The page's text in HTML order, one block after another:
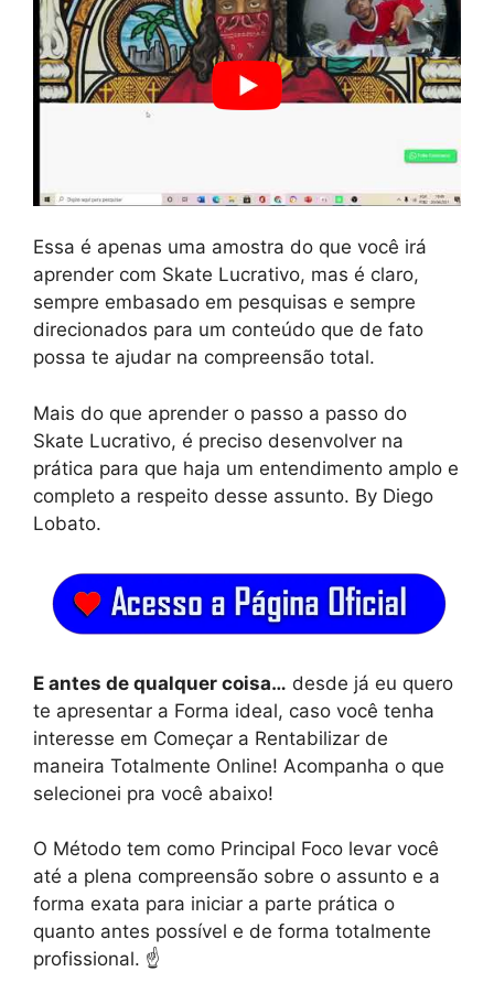
Essa é apenas uma amostra do que você irá
aprender com Skate Lucrativo, mas é claro,
sempre embasado em pesquisas e sempre
direcionados para um conteúdo que de fato
possa te ajudar na compreensão total.
Mais do que aprender o passo a passo do
Skate Lucrativo, é preciso desenvolver na
prática para que haja um entendimento amplo e
completo a respeito desse assunto. By Diego
Lobato.
E antes de qualquer coisa… desde já eu quero
te apresentar a Forma ideal, caso você tenha
interesse em Começar a Rentabilizar de
maneira Totalmente Online! Acompanha o que
selecionei pra você abaixo!
O Método tem como Principal Foco levar você
até a plena compreensão sobre o assunto e a
forma exata para iniciar a parte prática o
quanto antes possível e de forma totalmente
profissional. ☝️